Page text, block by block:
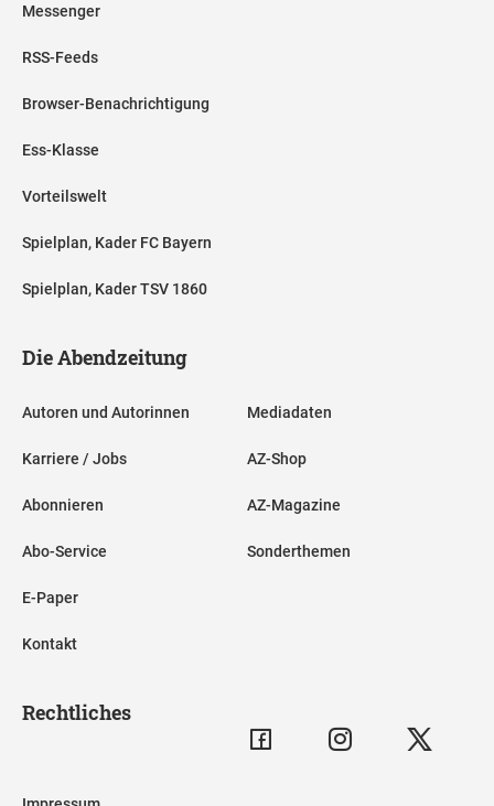
Messenger
RSS-Feeds
Browser-Benachrichtigung
Ess-Klasse
Vorteilswelt
Spielplan, Kader FC Bayern
Spielplan, Kader TSV 1860
Die Abendzeitung
Autoren und Autorinnen
Karriere / Jobs
Abonnieren
Abo-Service
E-Paper
Kontakt
Mediadaten
AZ-Shop
AZ-Magazine
Sonderthemen
Rechtliches